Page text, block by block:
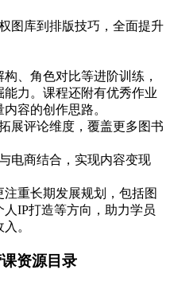
库到排版技巧，全面提升
、角色对比等进阶训练，
力。课程还附有优秀作业
容的创作思路。
评论维度，覆盖更多图书
电商结合，实现内容变现
重长期发展规划，包括图
IP打造等方向，助力学员
。
资源目录